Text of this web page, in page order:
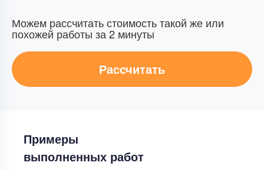
Можем рассчитать стоимость такой же или
похожей работы за 2 минуты
Рассчитать
Примеры
выполненных работ